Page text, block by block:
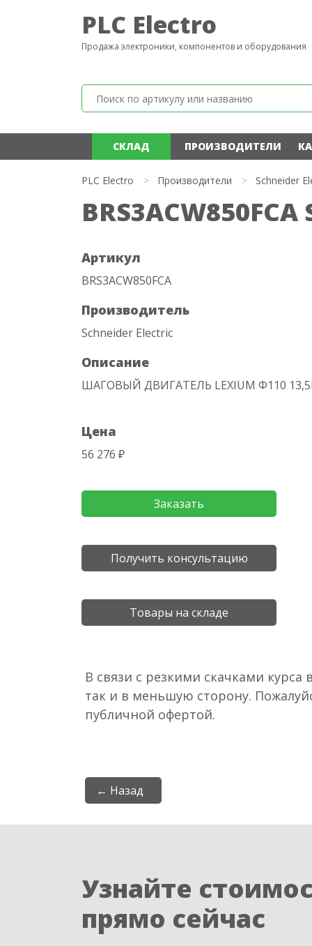
PLC Electro
Продажа электроники, компонентов и оборудования
СКЛАД ПРОИЗВОДИТЕЛИ
PLC Electro > Производители > Schneider
Артикул
BRS3ACW850FCA
Производитель
Schneider Electric
Описание
ШАГОВЫЙ ДВИГАТЕЛЬ LEXIUM Ф110
Цена
56 276 ₽
Заказать
Получить консультацию
Товары на складе
В связи с резкими скачками
так и в меньшую сторону.
публичной офертой.
← Назад
Узнайте
прямо сейчас